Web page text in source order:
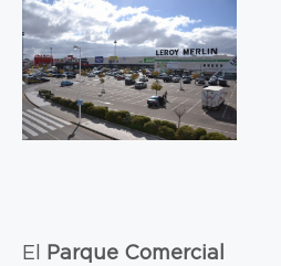
El
Parque Comercial